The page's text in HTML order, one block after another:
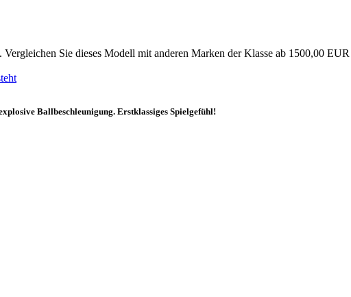
Sie dieses Modell mit anderen Marken der Klasse ab 1500,00 EUR
Ballbeschleunigung. Erstklassiges Spielgefühl!